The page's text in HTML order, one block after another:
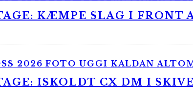
KÆMPE SLAG I FRONT
ISKOLDT CX DM I